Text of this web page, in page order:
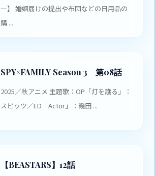
ー】 婚姻届けの提出や布団などの日用品の
購 ...
SPY×FAMILY Season 3 第08話
2025／秋アニメ 主題歌：OP「灯を護る」：
スピッツ／ED「Actor」：幾田 ...
【BEASTARS】12話